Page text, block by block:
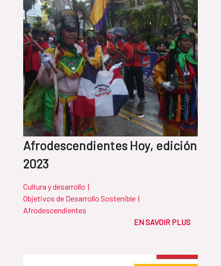
Afrodescendientes Hoy, edición
2023
Cultura y desarrollo |
Objetivos de Desarrollo Sostenible |
Afrodescendientes
EN SAVOIR PLUS